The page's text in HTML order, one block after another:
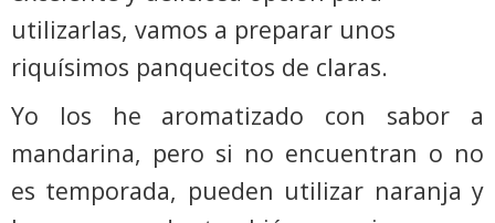
utilizarlas, vamos a preparar unos
riquísimos panquecitos de claras.
Yo los he aromatizado con sabor a
mandarina, pero si no encuentran o no
es temporada, pueden utilizar naranja y